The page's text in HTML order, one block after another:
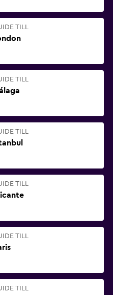
TILL
TILL
TILL
TILL
TILL
TILL